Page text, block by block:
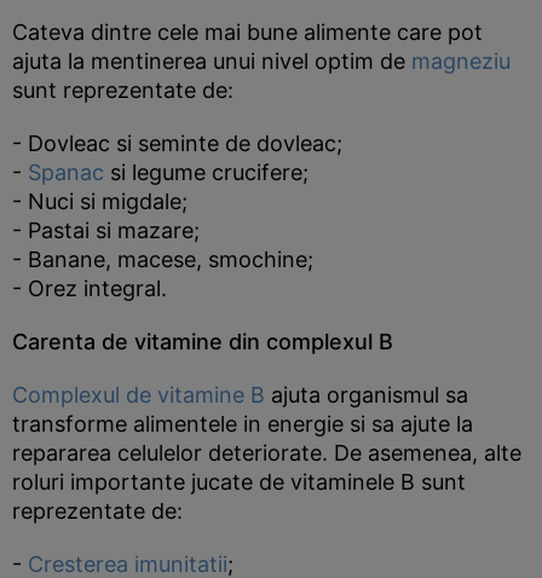
Cateva dintre cele mai bune alimente care pot
ajuta la mentinerea unui nivel optim de magneziu
sunt reprezentate de:
- Dovleac si seminte de dovleac;
- Spanac si legume crucifere;
- Nuci si migdale;
- Pastai si mazare;
- Banane, macese, smochine;
- Orez integral.
Carenta de vitamine din complexul B
Complexul de vitamine B ajuta organismul sa
transforme alimentele in energie si sa ajute la
repararea celulelor deteriorate. De asemenea, alte
roluri importante jucate de vitaminele B sunt
reprezentate de:
- Cresterea imunitatii;